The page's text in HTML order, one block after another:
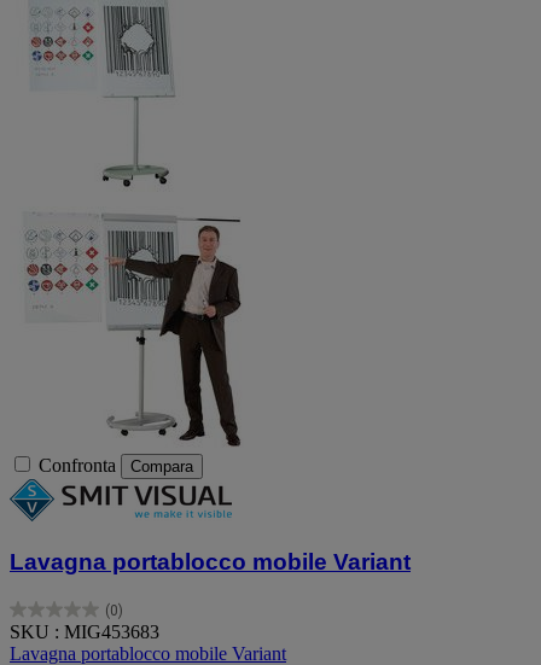
Confronta Compara
Lavagna portablocco mobile Variant
(0)
0.0
su
SKU : MIG453683
Lavagna portablocco mobile Variant